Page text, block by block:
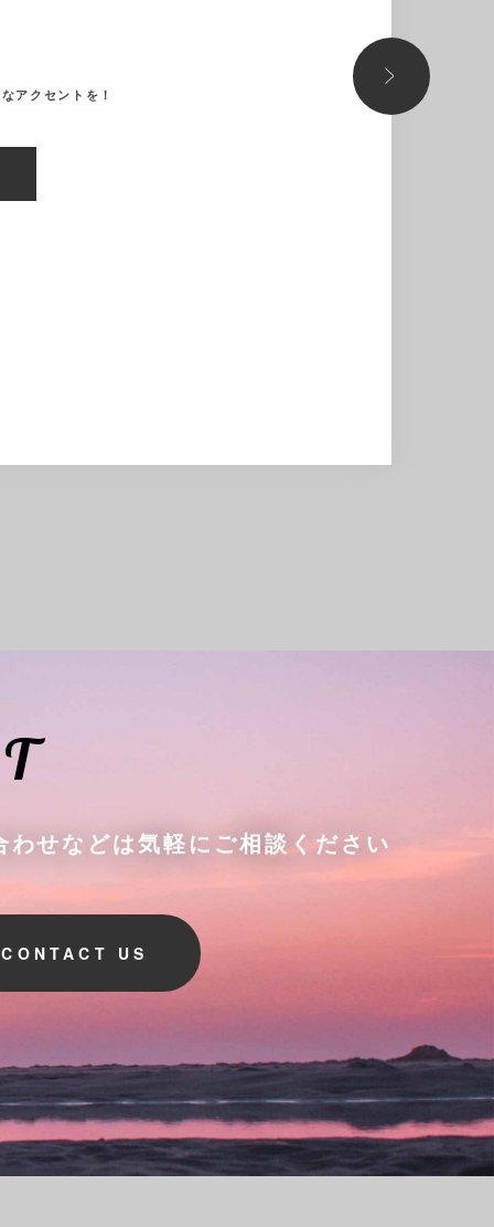
アクセントを！
せなどは気軽にご相談ください
CONTACT US